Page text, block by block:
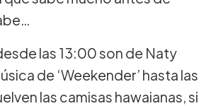
las 13:00 son de Naty
de ‘Weekender’ hasta las
las camisas hawaianas, si